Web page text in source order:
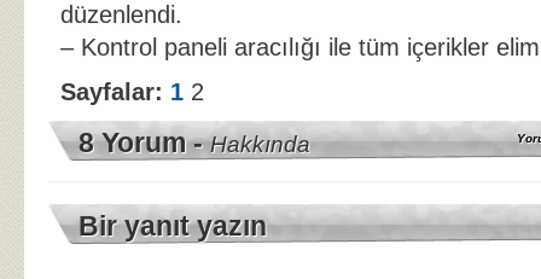
düzenlendi.
– Kontrol paneli aracılığı ile tüm içerikler
Sayfalar: 1 2
8 Yorum -Hakkında
Bir yanıt yazın